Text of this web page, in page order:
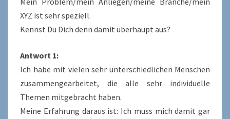
XYZ ist sehr speziell.
Kennst Du Dich denn damit überhaupt aus?
Antwort 1:
Ich habe mit vielen sehr unterschiedlichen Menschen
zusammengearbeitet, die alle sehr individuelle
Themen mitgebracht haben.
Meine Erfahrung daraus ist: Ich muss mich damit gar